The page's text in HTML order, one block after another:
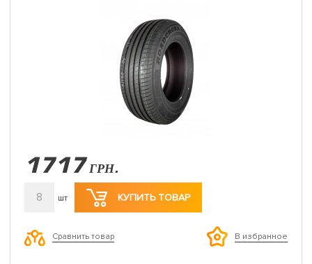
1717 ГРН.
8 шт КУПИТЬ ТОВАР
Сравнить товар В избранное